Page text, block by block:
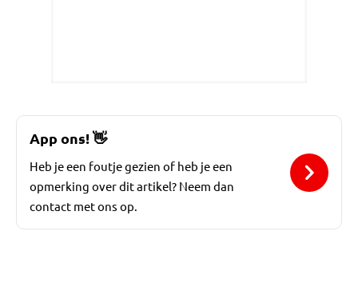
App ons!👋
Heb je een foutje gezien of heb je een
opmerking over dit artikel? Neem dan
contact met ons op.